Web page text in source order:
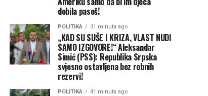
dobila pasoš!
POLITIKA 31 minuta ago
„KAD SU SUŠE I KRIZA, VLAST NUDI
SAMO IZGOVORE!“ Aleksandar
Simić (PSS): Republika Srpska
svjesno ostavljena bez robnih
rezervi!
POLITIKA 41 minuta ago